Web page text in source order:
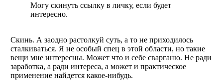
Могу скинуть ссылку в личку, если будет
интересно.
Скинь. А заодно растолкуй суть, а то не приходилось
сталкиваться. Я не особый спец в этой области, но такие
вещи мне интересны. Может что и себе сварганю. Не ради
заработка, а ради интереса, а может и практическое
применение найдется какое-нибудь.